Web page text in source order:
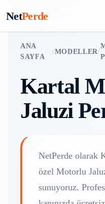
NetPerde
ANA
SAYFA
/MODELLER/
Kartal
Jaluzi
NetPerde olarak
özel Motorlu
sunuyoruz.